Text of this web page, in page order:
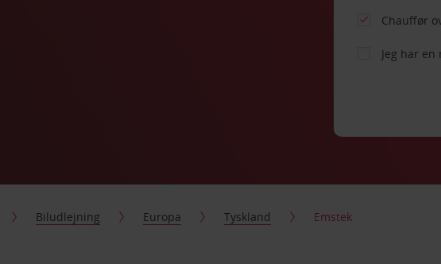
Chauffør
Jeg har en
Biludlejning Europa Tyskland Emstek